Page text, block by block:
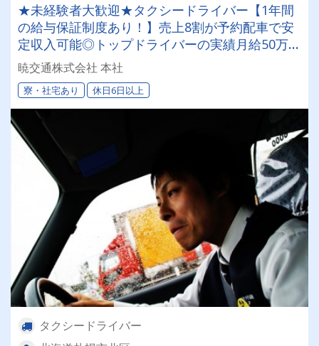
★未経験者大歓迎★タクシードライバー【1年間
の給与保証制度あり！】売上8割が予約配車で安
定収入可能◎トップドライバーの実績月給50万
円!!!寮完備で6か月間家賃無料
暁交通株式会社 本社
寮・社宅あり 休日6日以上
タクシードライバー